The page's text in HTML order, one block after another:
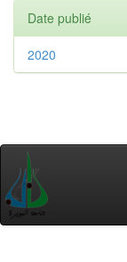
Date publié
2020